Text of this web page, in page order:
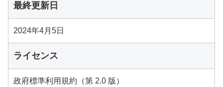
最終更新日
2024年4月5日
ライセンス
政府標準利用規約（第 2.0 版）